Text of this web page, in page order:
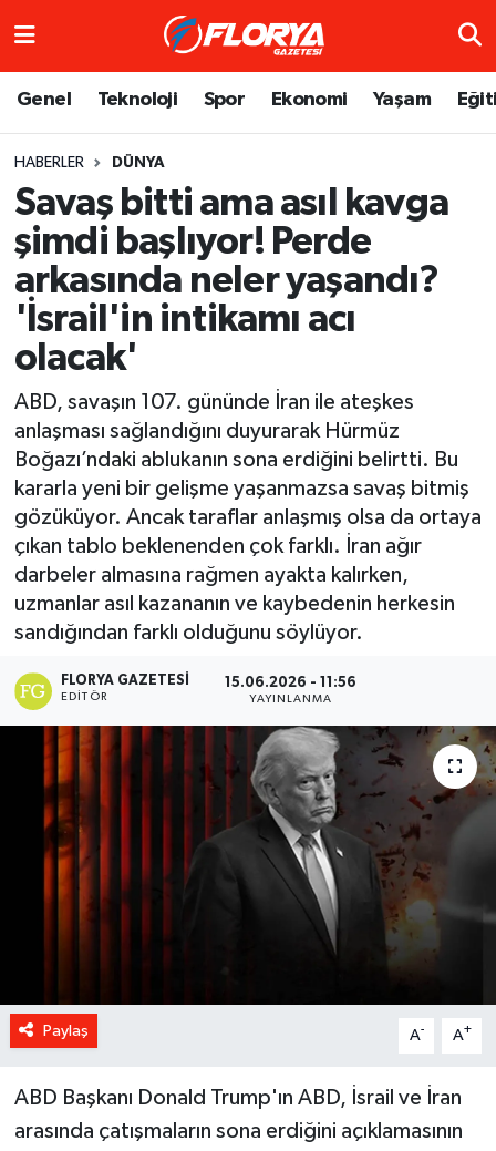
Genel Teknoloji Spor Ekonomi Yaşam
HABERLER DÜNYA
Savaş bitti ama asıl kavga
şimdi başlıyor! Perde
arkasında neler yaşandı?
'İsrail'in intikamı acı
olacak'
ABD, savaşın 107. gününde İran ile ateşkes
anlaşması sağlandığını duyurarak Hürmüz
Boğazı’ndaki ablukanın sona erdiğini belirtti. Bu
kararla yeni bir gelişme yaşanmazsa savaş bitmiş
gözüküyor. Ancak taraflar anlaşmış olsa da ortaya
çıkan tablo beklenenden çok farklı. İran ağır
darbeler almasına rağmen ayakta kalırken,
uzmanlar asıl kazananın ve kaybedenin herkesin
sandığından farklı olduğunu söylüyor.
FLORYA GAZETESI
EDITÖR
15.06.2026 - 11:56
YAYINLANMA
Paylaş A- A+
ABD Başkanı Donald Trump'ın ABD, İsrail ve İran
arasında çatışmaların sona erdiğini açıklamasının
Trafik Durumu
Süper Lig Puan Durumu ve Fikstür
Tüm Manşetler
Son Dakika Haberleri
Haber Arşivi